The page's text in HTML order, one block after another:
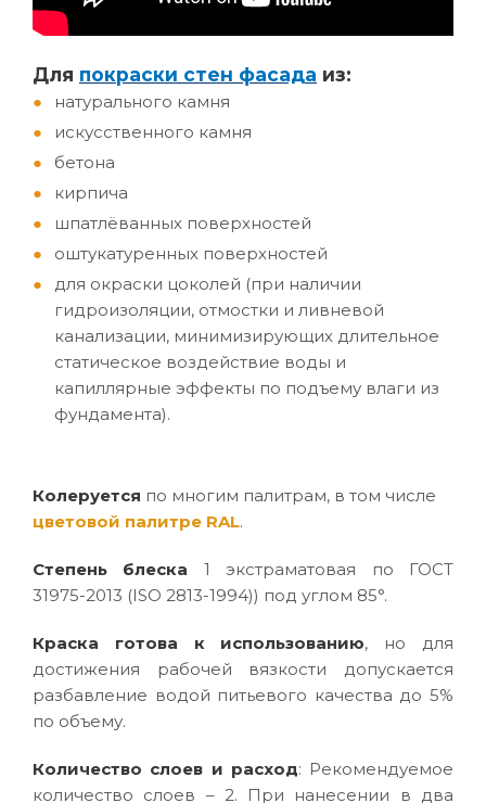
Для покраски стен фасада из:
натурального камня
искусственного камня
бетона
кирпича
шпатлёванных поверхностей
оштукатуренных поверхностей
для окраски цоколей (при наличии
гидроизоляции, отмостки и ливневой
канализации, минимизирующих длительное
статическое воздействие воды и
капиллярные эффекты по подъему влаги из
фундамента).
Колеруется по многим палитрам, в том числе
цветовой палитре RAL.
Степень блеска 1 экстраматовая по ГОСТ
31975-2013 (ISO 2813-1994)) под углом 85°.
Краска готова к использованию, но для
достижения рабочей вязкости допускается
разбавление водой питьевого качества до 5%
по объему.
Количество слоев и расход: Рекомендуемое
количество слоев – 2. При нанесении в два